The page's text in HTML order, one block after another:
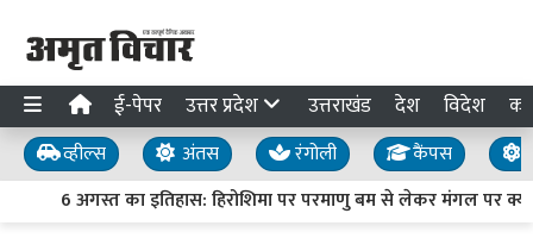
ई-पेपर उत्तर प्रदेश उत्तराखंड देश विदेश
व्हील्स अंतस रंगोली कैंपस
6 अगस्त का इतिहास: हिरोशिमा पर परमाणु बम से लेकर मंगल पर